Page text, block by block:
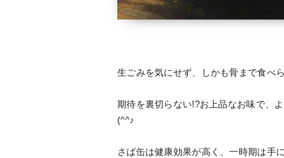
生ごみを気にせず、しかも骨まで食べ
期待を裏切らない!?お上品なお味で、
(^^♪
さば缶は健康効果が高く、一時期は手